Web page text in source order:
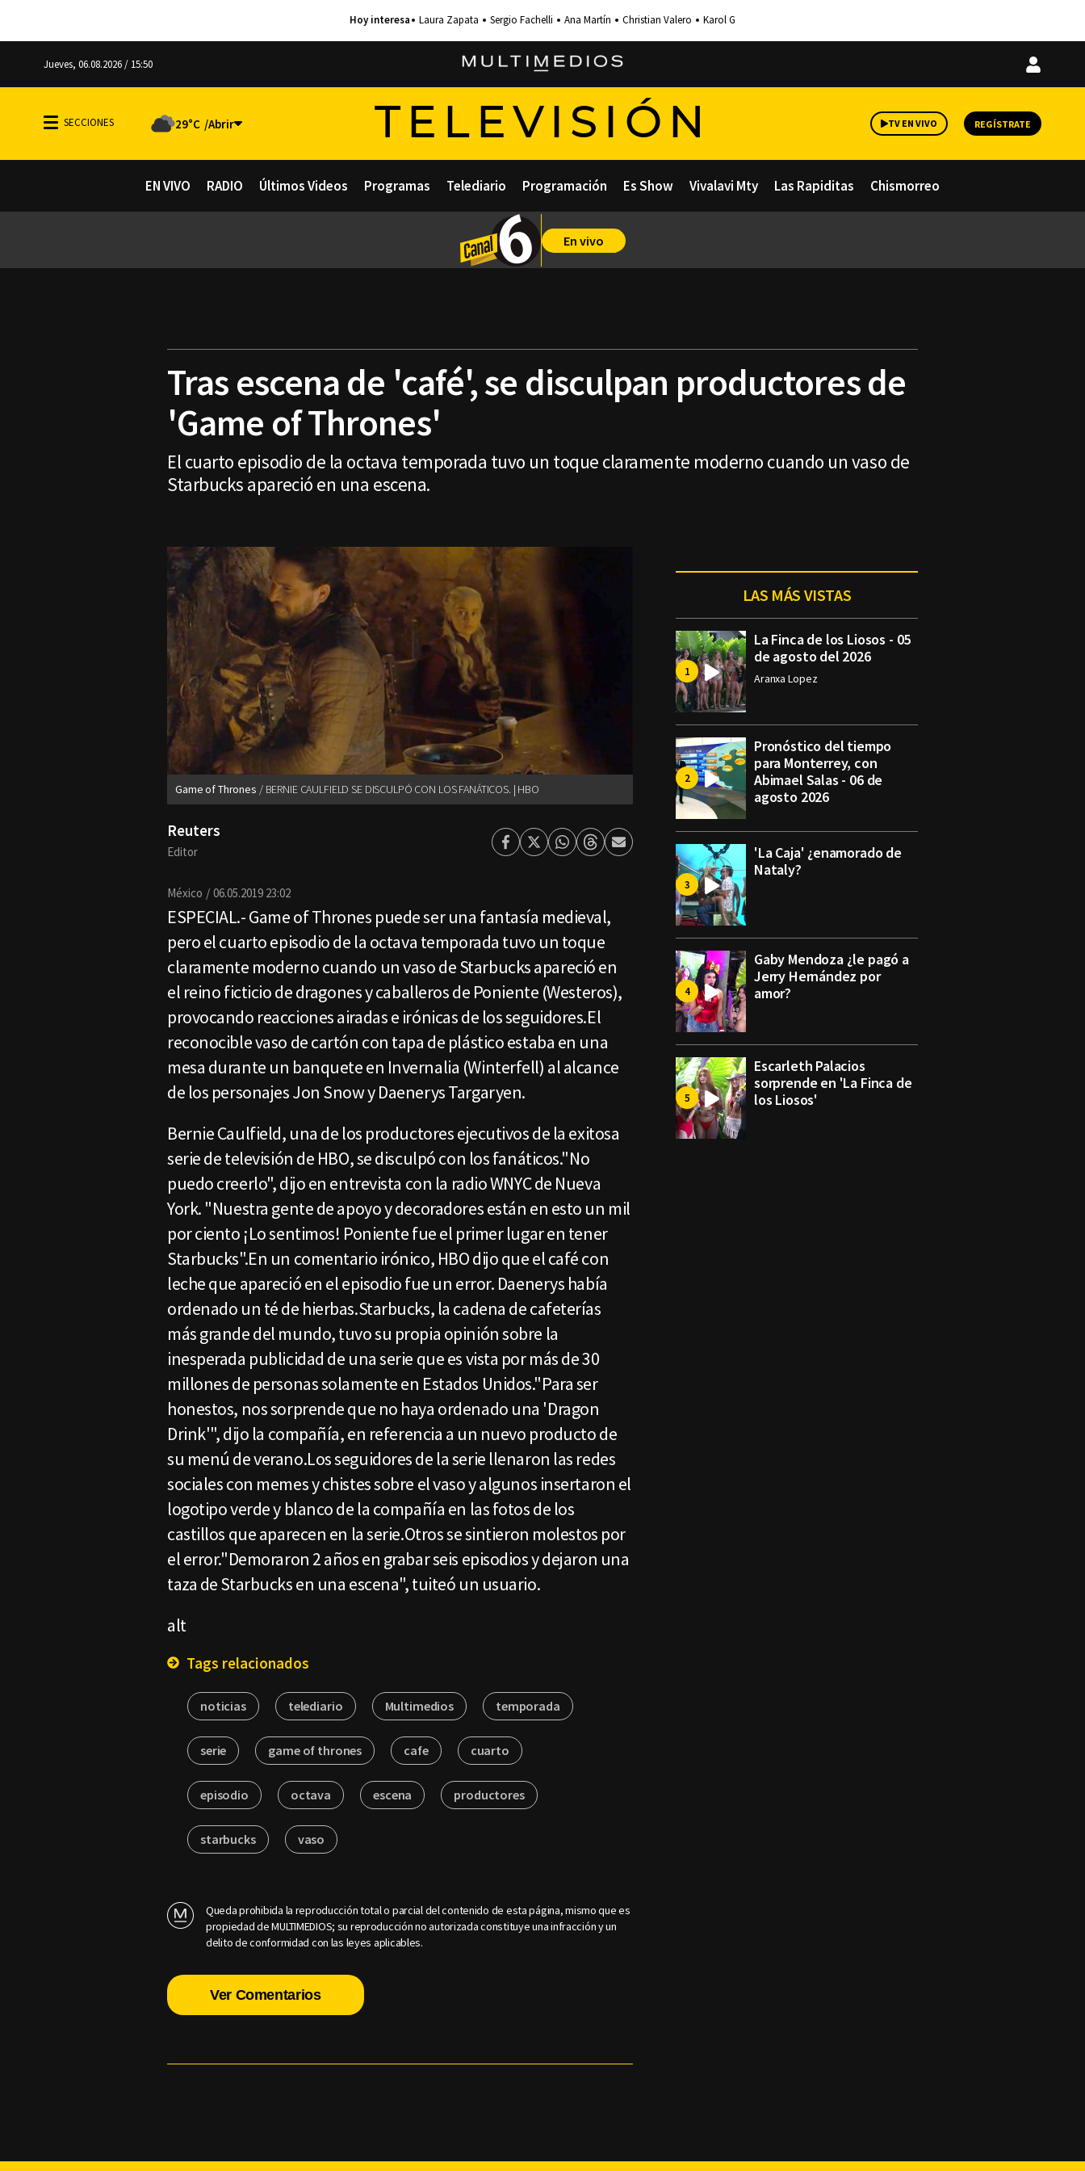
Laura Zapata Sergio Fachelli Ana Martín Christian Valero Karol G
Jueves, 06.08.2026 / 15:50
Iniciar
29°C TELEVISIÓN TV EN VIVO REGÍSTRATE
EN VIVO RADIO Últimos Videos Programas Telediario Programación Es Show Vivalavi Mty Las Rapiditas Chismorreo
En vivo
Tras escena de 'café', se disculpan productores de
'Game of Thrones'
El cuarto episodio de la octava temporada tuvo un toque claramente moderno cuando un vaso de
Starbucks apareció en una escena.
Game of Thrones BERNIE CAULFIELD SE DISCULPÓ CON LOS FANÁTICOS. | HBO
Reuters
Editor Facebook
TwitterWhatsapp
ThreadsEnviar
México 06.05.2019 23:02
ESPECIAL.- Game of Thrones puede ser una fantasía medieval,
pero el cuarto episodio de la octava temporada tuvo un toque
claramente moderno cuando un vaso de Starbucks apareció en
el reino ficticio de dragones y caballeros de Poniente (Westeros),
provocando reacciones airadas e irónicas de los seguidores.El
reconocible vaso de cartón con tapa de plástico estaba en una
mesa durante un banquete en Invernalia (Winterfell) al alcance
de los personajes Jon Snow y Daenerys Targaryen.
Bernie Caulfield, una de los productores ejecutivos de la exitosa
serie de televisión de HBO, se disculpó con los fanáticos."No
puedo creerlo", dijo en entrevista con la radio WNYC de Nueva
York. "Nuestra gente de apoyo y decoradores están en esto un mil
por ciento ¡Lo sentimos! Poniente fue el primer lugar en tener
Starbucks".En un comentario irónico, HBO dijo que el café con
leche que apareció en el episodio fue un error. Daenerys había
ordenado un té de hierbas.Starbucks, la cadena de cafeterías
más grande del mundo, tuvo su propia opinión sobre la
inesperada publicidad de una serie que es vista por más de 30
millones de personas solamente en Estados Unidos."Para ser
honestos, nos sorprende que no haya ordenado una 'Dragon
Drink'", dijo la compañía, en referencia a un nuevo producto de
su menú de verano.Los seguidores de la serie llenaron las redes
sociales con memes y chistes sobre el vaso y algunos insertaron el
logotipo verde y blanco de la compañía en las fotos de los
castillos que aparecen en la serie.Otros se sintieron molestos por
el error."Demoraron 2 años en grabar seis episodios y dejaron una
taza de Starbucks en una escena", tuiteó un usuario.
alt
Tags relacionados
noticias telediario Multimedios temporada
serie game of thrones cafe cuarto
episodio octava escena productores
starbucks vaso
Queda prohibida la reproducción total o parcial del contenido de esta página, mismo que es
propiedad de MULTIMEDIOS; su reproducción no autorizada constituye una infracción y un
delito de conformidad con las leyes aplicables.
Ver Comentarios
LAS MÁS VISTAS
La Finca de los Liosos - 05
de agosto del 2026
Aranxa Lopez
Pronóstico del tiempo
para Monterrey, con
Abimael Salas - 06 de
agosto 2026
'La Caja' ¿enamorado de
Nataly?
Gaby Mendoza ¿le pagó a
Jerry Hernández por
amor?
Escarleth Palacios
sorprende en 'La Finca de
los Liosos'